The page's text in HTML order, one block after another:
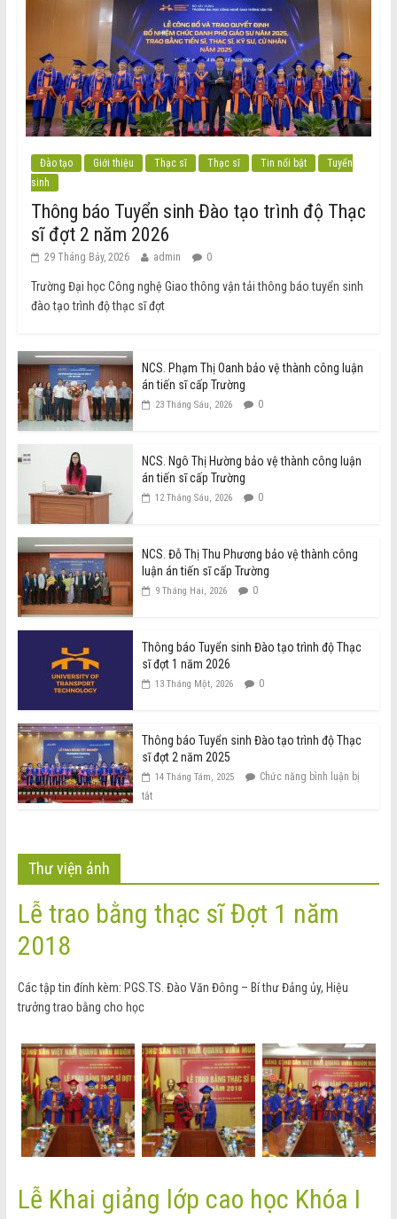
Đào tạo Giới thiệu Thạc sĩ Thạc sĩ Tin nổi bật
Tuyển
sinh
Thông báo Tuyển sinh Đào tạo trình độ Thạc
sĩ đợt 2 năm 2026
29 Tháng Bảy, 2026 admin 0
Trường Đại học Công nghệ Giao thông vận tải thông báo tuyển sinh
đào tạo trình độ thạc sĩ đợt
NCS. Phạm Thị Oanh bảo vệ thành công luận
án tiến sĩ cấp Trường
23 Tháng Sáu, 2026 0
NCS. Ngô Thị Hường bảo vệ thành công luận
án tiến sĩ cấp Trường
12 Tháng Sáu, 2026 0
NCS. Đỗ Thị Thu Phương bảo vệ thành công
luận án tiến sĩ cấp Trường
9 Tháng Hai, 2026 0
Thông báo Tuyển sinh Đào tạo trình độ Thạc
sĩ đợt 1 năm 2026
13 Tháng Một, 2026 0
Thông báo Tuyển sinh Đào tạo trình độ Thạc
sĩ đợt 2 năm 2025
14 Tháng Tám, 2025
Chức năng bình luận bị
tắt
Thư viện ảnh
Lễ trao bằng thạc sĩ Đợt 1 năm
2018
Các tập tin đính kèm: PGS.TS. Đào Văn Đông – Bí thư Đảng ủy, Hiệu
trưởng trao bằng cho học
Lễ Khai giảng lớp cao học Khóa I